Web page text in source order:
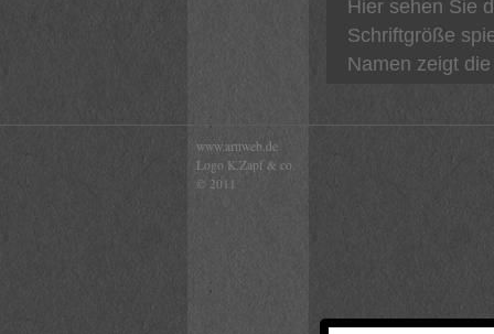
Hier sehen Sie
Schriftgröße
Namen zeigt
www.arttweb.de
Logo K.Zapf & co.
© 2011